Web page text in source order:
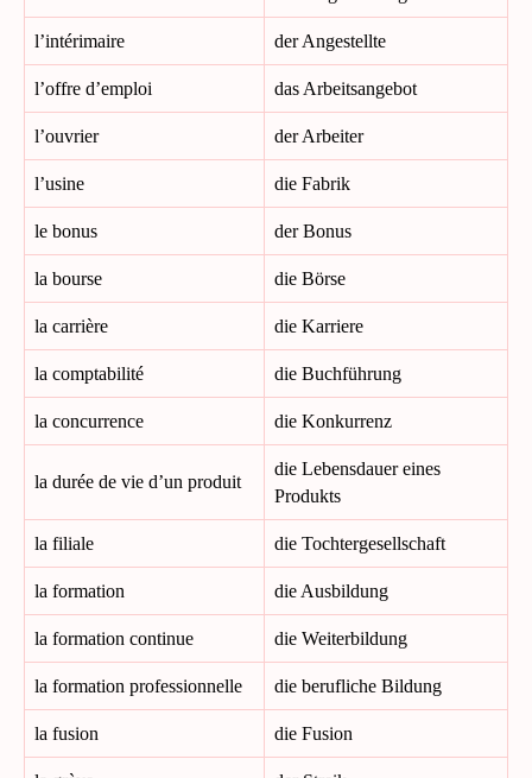
l’intérimaire der Angestellte
l’offre d’emploi das Arbeitsangebot
l’ouvrier der Arbeiter
l’usine die Fabrik
le bonus der Bonus
la bourse die Börse
la carrière die Karriere
la comptabilité die Buchführung
la concurrence die Konkurrenz
la durée de vie d’un produit
die Lebensdauer eines
Produkts
la filiale die Tochtergesellschaft
la formation die Ausbildung
la formation continue die Weiterbildung
la formation professionnelle die berufliche Bildung
la fusion die Fusion